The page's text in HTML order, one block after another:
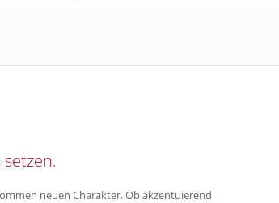
neuen Charakter. Ob akzentuierend